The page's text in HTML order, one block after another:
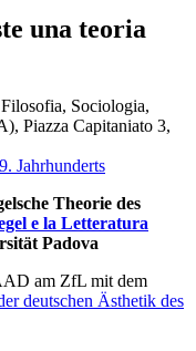
una teoria
Sociologia,
Piazza Capitaniato 3,
Jahrhunderts
Theorie des
e la Letteratura
Padova
am ZfL mit dem
deutschen Ästhetik des